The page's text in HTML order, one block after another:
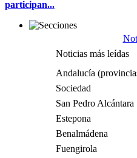
participan...
Noticias más leídas
Andalucía
Sociedad
San Pedro Alcántara
Estepona
Benalmádena
Fuengirola